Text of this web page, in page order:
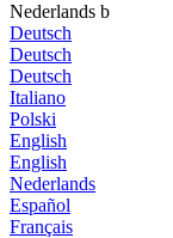
Nederlands b
Deutsch
Deutsch
Deutsch
Italiano
Polski
English
English
Nederlands
Español
Français